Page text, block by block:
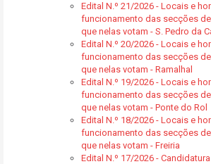
Edital N.º 21/2026 - Locais e
funcionamento das secções
que nelas votam - S. Pedro da
Edital N.º 20/2026 - Locais e
funcionamento das secções
que nelas votam - Ramalhal
Edital N.º 19/2026 - Locais e
funcionamento das secções
que nelas votam - Ponte do Rol
Edital N.º 18/2026 - Locais e
funcionamento das secções
que nelas votam - Freiria
Edital N.º 17/2026 -